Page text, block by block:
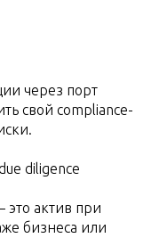
через порт
свой compliance-
diligence
это актив при
бизнеса или